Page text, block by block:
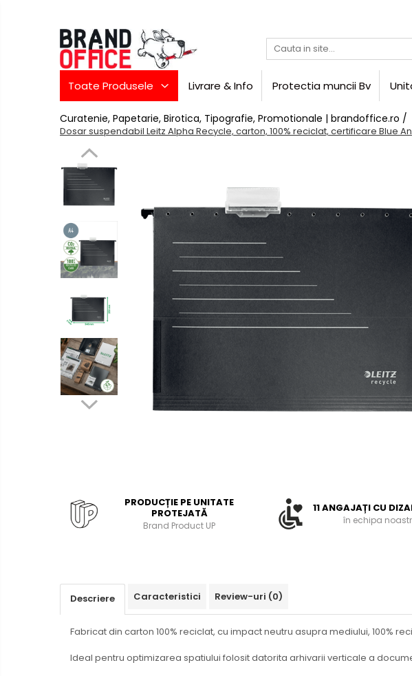
Toate Produsele
Hartie copiator si produse
Produse consumabile din hartie
Detergenti si dezinfectanti
Formulare tipizate
Saci menajeri (Unitate
Protejata)
Agende, calendare si
organizatoare
Agende personalizabile
Organizatoare business
Birotica
papetarie
Hartie si articole din hartie
Bibliorafturi, caiete mecanice,
separatoare
Capsatoare, capse si
perforatoare
Caiete si blocnotesuri
Dosare, folii protectie si mape
Instrumente de scris
Pixuri de plastic
Seturi de scris Premium
Instrumente de scris eco
Creioane mecanice si grafit
Toate Produsele Livrare & Info Protectia muncii Bv
Curatenie, Papetarie, Birotica, Tipografie, Promotionale | brandoffice.ro /
Dosar suspendabil Leitz Alpha Recycle, carton, 100% reciclat, certificare Blue
PRODUCȚIE PE UNITATE
PROTEJATĂ
Brand Product UP
11 ANGAJAȚI CU
în echipa
Descriere Caracteristici Review-uri (0)
Fabricat din carton 100% reciclat, cu impact neutru asupra mediului, 100%
Ideal pentru optimizarea spatiului folosit datorita arhivarii verticale a